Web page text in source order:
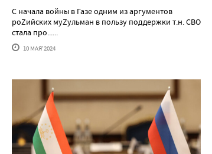
С начала войны в Газе одним из аргументов
роZийских муZульман в пользу поддержки т.н. СВО
стала про......
10 МАЯ'2024